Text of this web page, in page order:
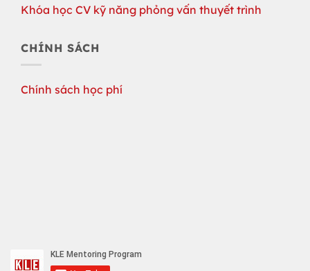
Khóa học CV kỹ năng phỏng vấn thuyết trình
CHÍNH SÁCH
Chính sách học phí